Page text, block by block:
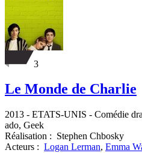
3
Le Monde de Charlie
2013 - ETATS-UNIS - Comédie
ado, Geek
Réalisation : Stephen Chbosky
Acteurs : Logan Lerman, Emma